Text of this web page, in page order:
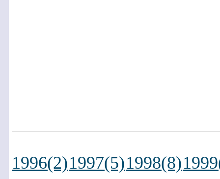
1996(2)1997(5)1998(8)